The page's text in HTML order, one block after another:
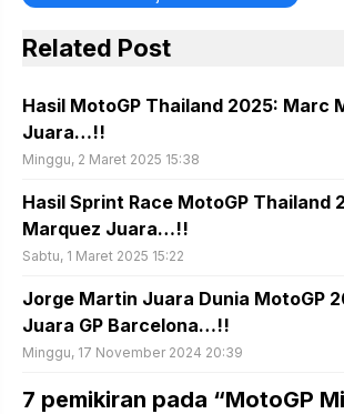
Related Post
Hasil MotoGP Thailand 2025: Marc
Juara…!!
Minggu, 2 Maret 2025 15:38
Hasil Sprint Race MotoGP Thailand
Marquez Juara…!!
Sabtu, 1 Maret 2025 15:22
Jorge Martin Juara Dunia MotoGP
Juara GP Barcelona…!!
Minggu, 17 November 2024 20:39
7 pemikiran pada “MotoGP